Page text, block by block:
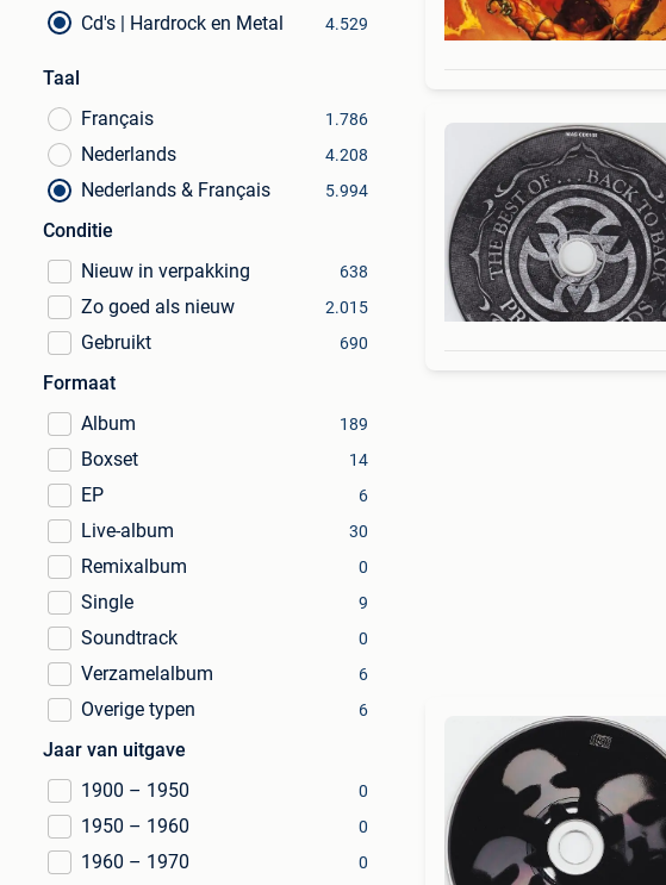
Cd's | Hardrock en Metal
4.529
Taal
Français
1.786
Nederlands 4.208
Nederlands & Français 5.994
Conditie
Nieuw in verpakking
638
Zo goed als nieuw 2.015
Gebruikt 690
Formaat
Album
189
Boxset 14
EP 6
Live-album 30
Remixalbum 0
Single 9
Soundtrack 0
Verzamelalbum 6
Overige typen 6
Jaar van uitgave
1900 – 1950
0
1950 – 1960 0
1960 – 1970 0